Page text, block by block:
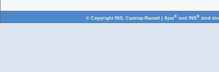
© Copyright INS, Castrop-Rauxel | Ajax®und INS®sind